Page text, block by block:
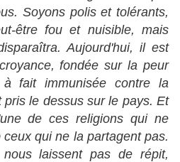
Soyons polis et tolérants,
être fou et nuisible, mais
Aujourd'hui, il est
fondée sur la peur
fait immunisée contre la
le dessus sur le pays. Et
de ces religions qui ne
qui ne la partagent pas.
laissent pas de répit,